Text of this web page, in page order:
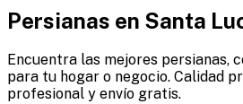
Persianas en Santa
Encuentra las mejores persianas,
para tu hogar o negocio. Calidad
profesional y envío gratis.